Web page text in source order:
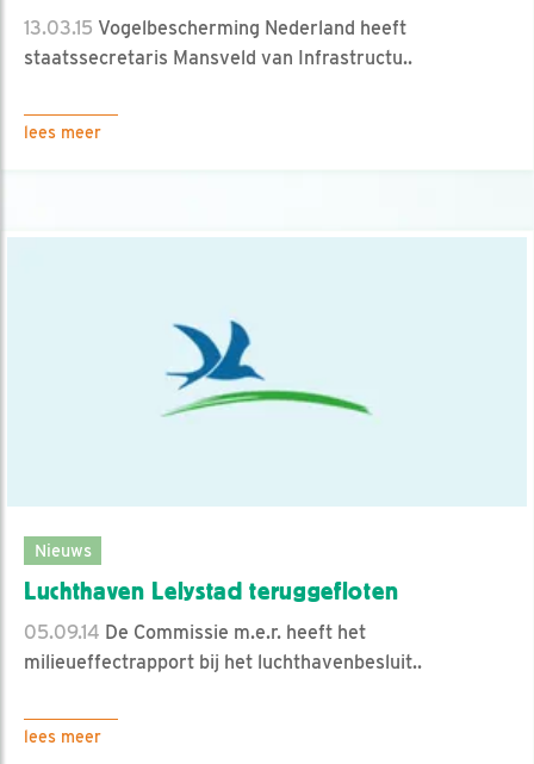
13.03.15 Vogelbescherming Nederland heeft
staatssecretaris Mansveld van Infrastructu..
lees meer
Nieuws
Luchthaven Lelystad teruggefloten
05.09.14 De Commissie m.e.r. heeft het
milieueffectrapport bij het luchthavenbesluit..
lees meer